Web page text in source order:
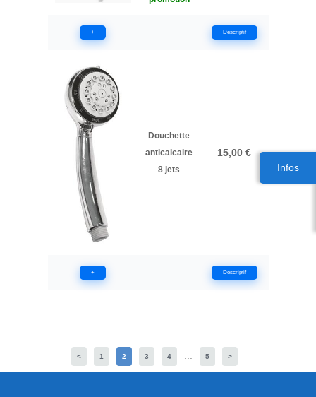
Infos
+ Descriptif
Douchette
anticalcaire
8 jets
15,00 €
+ Descriptif
< 1 2 3 4 5 >